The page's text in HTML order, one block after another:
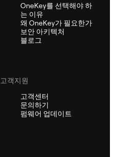
OneKey를 선택해야 하
는 이유
왜 OneKey가 필요한가
보안 아키텍처
블로그
고객지원
고객센터
문의하기
펌웨어 업데이트